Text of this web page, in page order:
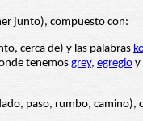
junto), compuesto con:
cerca de) y las palabras
tenemosgrey, egregio y
paso, rumbo, camino),